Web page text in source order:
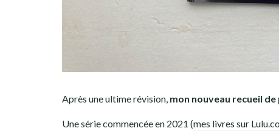
Après une ultime révision, mon nouveau recueil
Une série commencée en 2021 (mes livres sur